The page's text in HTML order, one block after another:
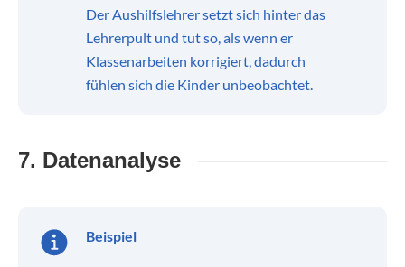
Der Aushilfslehrer setzt sich hinter das
Lehrerpult und tut so, als wenn er
Klassenarbeiten korrigiert, dadurch
fühlen sich die Kinder unbeobachtet.
7. Datenanalyse
Beispiel